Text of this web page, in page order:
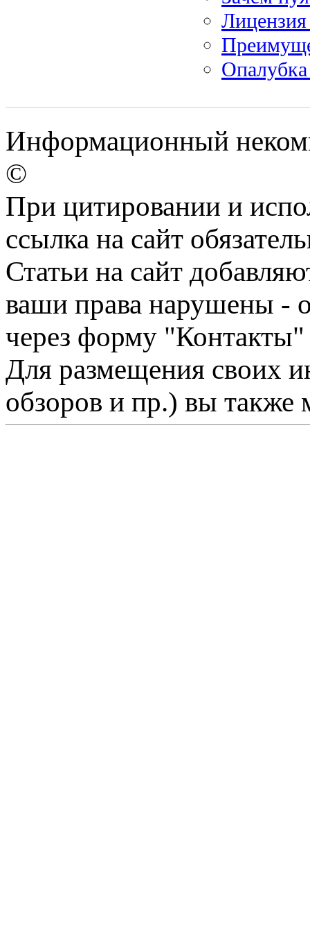
Информационный
©
При цитировании и
ссылка на сайт
Статьи на сайт
ваши права нарушены -
через форму "Контакты"
Для размещения своих
обзоров и пр.) вы также